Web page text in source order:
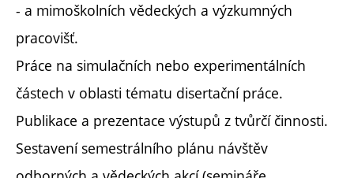
- a mimoškolních vědeckých a výzkumných
pracovišť.
Práce na simulačních nebo experimentálních
částech v oblasti tématu disertační práce.
Publikace a prezentace výstupů z tvůrčí činnosti.
Sestavení semestrálního plánu návštěv